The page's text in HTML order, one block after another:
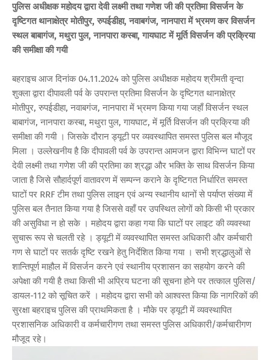
पुलिस अधीक्षक महोदय द्वारा देवी लक्ष्मी तथा गणेश जी की प्रतिमा विसर्जन के
दृष्टिगत थानाक्षेत्र मोतीपुर, रुपईडीहा, नवाबगंज, नानपारा में भ्रमण कर विसर्जन
स्थल बाबागंज, मथुरा पुल, नानपारा कस्बा, गायघाट में मूर्ति विसर्जन की प्रक्रिया
की समीक्षा की गयी
बहराइच आज दिनांक 04.11.2024 को पुलिस अधीक्षक महोदय श्रीमती वृन्दा
शुक्ला द्वारा दीपावली पर्व के उपरान्त प्रतिमा विसर्जन के दृष्टिगत थानाक्षेत्र
मोतीपुर, रुपईडीहा, नवाबगंज, नानपारा में भ्रमण किया गया जहाँ विसर्जन स्थल
बाबागंज, नानपारा कस्बा, मथुरा पुल, गायघाट, में मूर्ति विसर्जन की प्रक्रिया की
समीक्षा की गयी । जिसके दौरान ड्यूटी पर व्यवस्थापित समस्त पुलिस बल मौजूद
मिला । उल्लेखनीय है कि दीपावली पर्व के उपरान्त आमजन द्वारा विभिन्न घाटों पर
देवी लक्ष्मी तथा गणेश जी की प्रतिमा का श्रद्धा और भक्ति के साथ विसर्जन किया
जाता है जिसे सौहार्दपूर्ण वातावरण में सम्पन्न कराने के दृष्टिगत निर्धारित समस्त
घाटों पर RRF टीम तथा पुलिस लाइन एवं अन्य स्थानीय थानों से पर्याप्त संख्या में
पुलिस बल तैनात किया गया है जिससे वहाँ पर उपस्थित लोगों को किसी भी प्रकार
की असुविधा न हो सके । महोदय द्वारा कहा गया कि घाटों पर लाइट की व्यवस्था
सुचारू रूप से चलती रहे । ड्यूटी में व्यवस्थापित समस्त अधिकारी और कर्मचारी
गण से घाटों पर सतर्क दृष्टि रखने हेतु निर्देशित किया गया । सभी श्रद्धालुओं से
शान्तिपूर्ण माहौल में विसर्जन करने एवं स्थानीय प्रशासन का सहयोग करने की
अपेक्षा की गयी है तथा किसी भी अप्रिय घटना की सूचना होने पर तत्काल पुलिस/
डायल-112 को सूचित करें । महोदय द्वारा सभी को आश्वस्त किया कि नागरिकों की
सुरक्षा बहराइच पुलिस की प्राथमिकता है । मौके पर ड्यूटी में व्यवस्थापित
प्रशासनिक अधिकारी व कर्मचारीगण तथा समस्त पुलिस अधिकारी/कर्मचारीगण
मौजूद रहे।